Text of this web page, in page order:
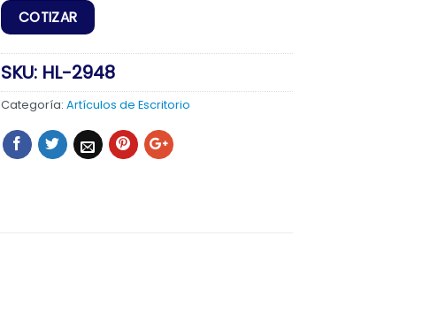
SKU: HL-2948
Categoría: Artículos de Escritorio